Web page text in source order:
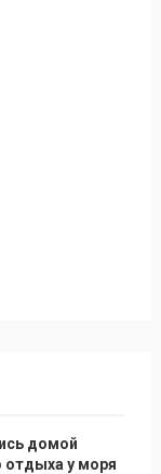
домой
отдыха у моря